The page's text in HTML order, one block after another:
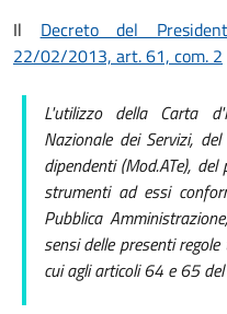
Il Decreto del
22/02/2013, art. 61, com. 2
L'utilizzo della Carta
Nazionale dei Servizi,
dipendenti (Mod.ATe),
strumenti ad essi
Pubblica
sensi delle presenti
cui agli articoli 64 e 65 del